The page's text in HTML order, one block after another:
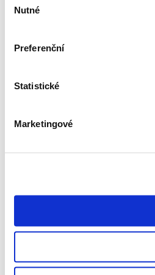
souhlasu
Nutné
Preferenční
Statistické
Marketingové
osobních údajů
RPO
informací společnosti GoodCall
Pravidla soutěží